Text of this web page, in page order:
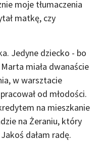
moje tłumaczenia
matkę, czy
Jedyne dziecko - bo
miała dwanaście
w warsztacie
od młodości.
na mieszkanie
na Żeraniu, który
dałam radę.